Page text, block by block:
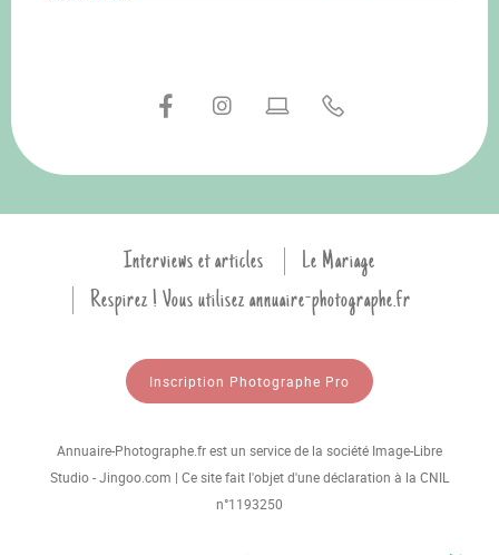
Interviews et articles
Le Mariage
Respirez ! Vous utilisez annuaire-photographe.fr
Inscription Photographe Pro
Annuaire-Photographe.fr est un service de la société Image-Libre
Studio - Jingoo.com | Ce site fait l'objet d'une déclaration à la CNIL
n°1193250